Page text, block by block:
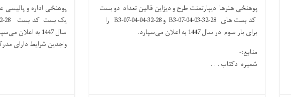
پوهنځی هنرها دیپارتمنت طرح و دیزاین قالین تعداد دو بست
کد بست های 28-32-B3-07-04-03 و 28-32-B3-07-04-04 را
برای بار سوم در سال 1447 به اعلان می‌سپارد.
منابع:-
شمیره دکتاب . . .
پوهنځی اداره و پالیسی
سال 1447 به اعلان می‌سپارد.
واجدين شرايط دارای